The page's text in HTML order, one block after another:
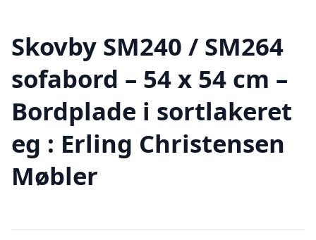
Skovby SM240 / SM264
sofabord – 54 x 54 cm –
Bordplade i sortlakeret
eg : Erling Christensen
Møbler